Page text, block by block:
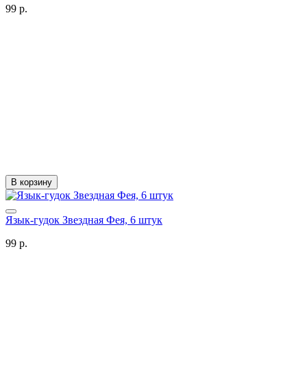
99 р.
В корзину
Язык-гудок Звездная Фея, 6 штук
99 р.